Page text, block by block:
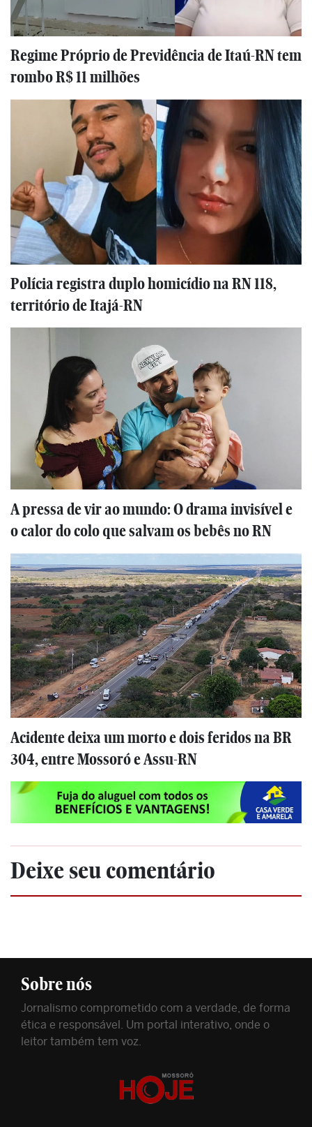
Regime Próprio de Previdência de Itaú-RN tem
rombo R$ 11 milhões
Polícia registra duplo homicídio na RN 118,
território de Itajá-RN
A pressa de vir ao mundo: O drama invisível e
o calor do colo que salvam os bebês no RN
Acidente deixa um morto e dois feridos na BR
304, entre Mossoró e Assu-RN
Deixe seu comentário
Sobre nós
Jornalismo comprometido com a verdade, de forma
ética e responsável. Um portal interativo, onde o
leitor também tem voz.